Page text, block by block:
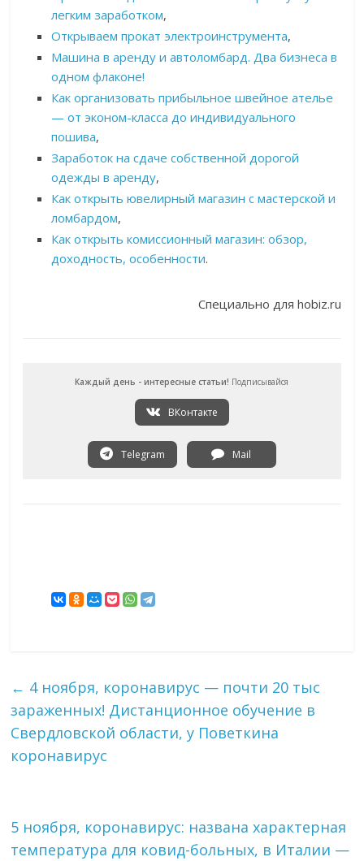
легким заработком,
Открываем прокат электроинструмента,
Машина в аренду и автоломбард. Два бизнеса в
одном флаконе!
Как организовать прибыльное швейное ателье
— от эконом-класса до индивидуального
пошива,
Заработок на сдаче собственной дорогой
одежды в аренду,
Как открыть ювелирный магазин с мастерской и
ломбардом,
Как открыть комиссионный магазин: обзор,
доходность, особенности.
Специально для hobiz.ru
Каждый день - интересные статьи! Подписывайся
ВКонтакте
Telegram Mail
← 4 ноября, коронавирус — почти 20 тыс
зараженных! Дистанционное обучение в
Свердловской области, у Поветкина
коронавирус
5 ноября, коронавирус: названа характерная
температура для ковид-больных, в Италии —